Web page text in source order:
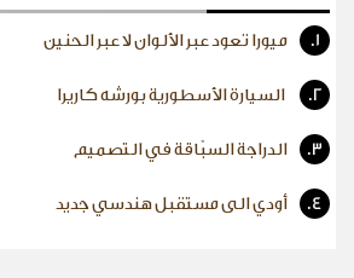
1. ميورا تعود عبر الألوان لا عبر الحنين
2. السيارة الأسطورية بورشه كاريرا
3. الدراجة السبّاقة في التصميم
4. أودي الى مستقبل هندسي جديد